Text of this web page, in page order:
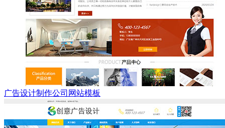
广告设计制作公司网站模板